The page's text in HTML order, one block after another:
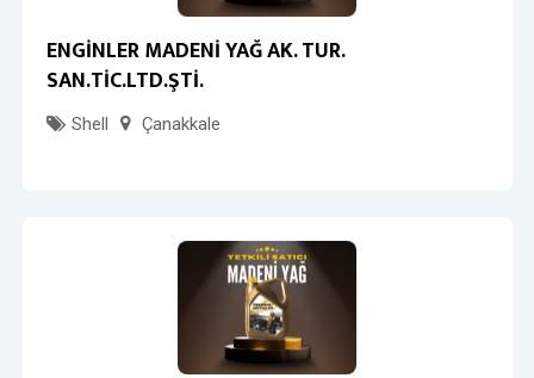
ENGİNLER MADENİ YAĞ AK. TUR.
SAN.TİC.LTD.ŞTİ.
Shell Çanakkale